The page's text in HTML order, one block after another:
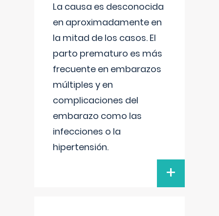
La causa es desconocida
en aproximadamente en
la mitad de los casos. El
parto prematuro es más
frecuente en embarazos
múltiples y en
complicaciones del
embarazo como las
infecciones o la
hipertensión.
+